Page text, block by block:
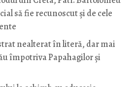
să fie recunoscut și de cele
nealterat în literă, dar mai
împotriva Papahagilor și